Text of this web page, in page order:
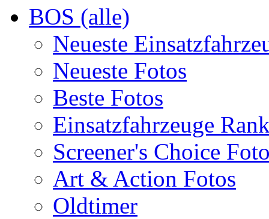
BOS (alle)
Neueste
Neueste Fotos
Beste Fotos
Einsatzfahrzeuge
Screener's Choice
Art & Action Fotos
Oldtimer